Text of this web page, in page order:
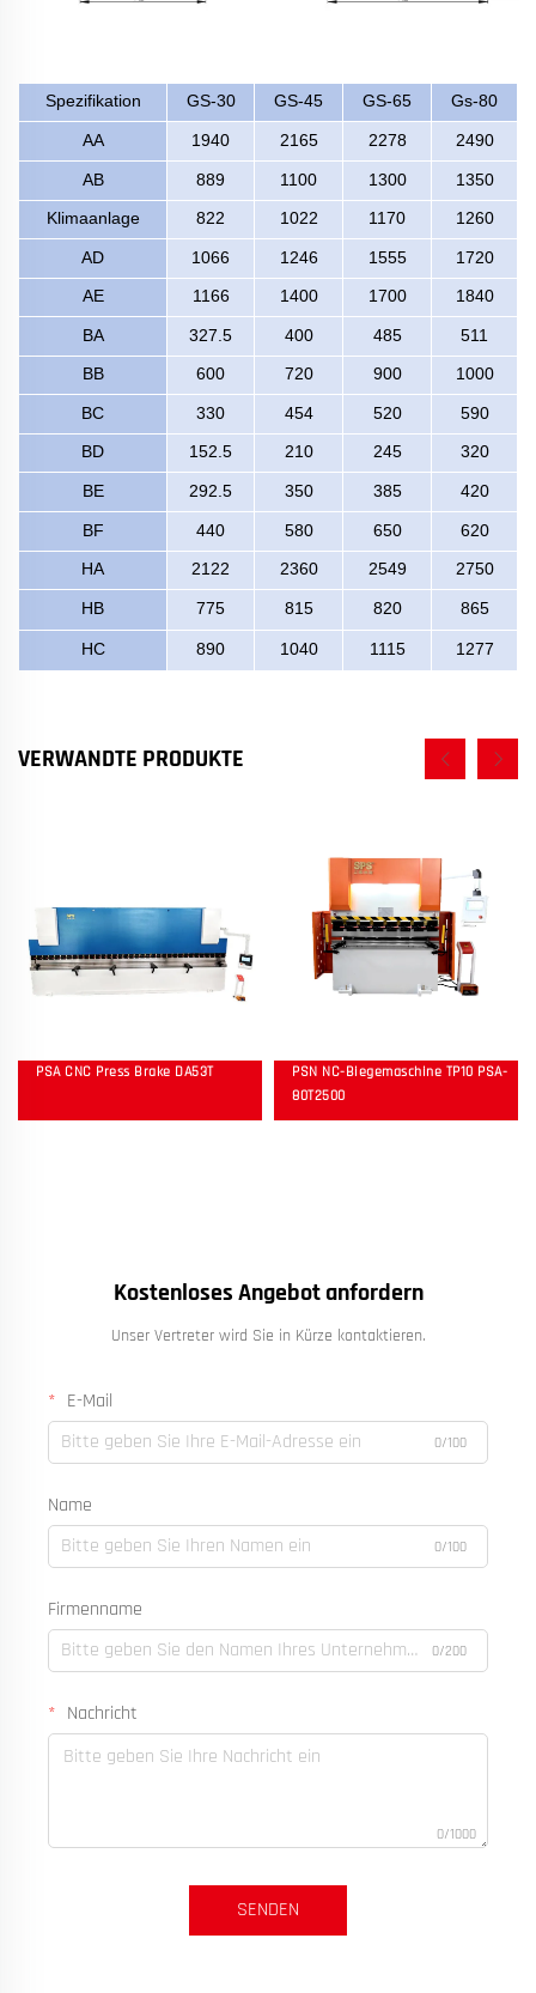
Spezifikation GS-30 GS-45 GS-65 Gs-80
AA 1940 2165 2278 2490
AB 889 1100 1300
1350
Klimaanlage
822 1022 1170 1260
AD 1066 1246 1555
1720
AE
1166 1400 1700 1840
BA 327.5 400 485
511
BB
600 720 900 1000
BC 330 454 520
590
BD
152.5 210 245 320
BE 292.5 350 385 420
BF 440 580 650
620
HA
2122 2360 2549 2750
HB 775 815 820 865
HC 890 1040 1115 1277
VERWANDTE PRODUKTE
PSA CNC Press Brake DA53T
PSN NC-Biegemaschine TP10 PSA-
80T2500
Kostenloses Angebot anfordern
Unser Vertreter wird Sie in Kürze kontaktieren.
E-Mail
0/100
Name
0/100
Firmenname
0/200
Nachricht
0/1000
SENDEN